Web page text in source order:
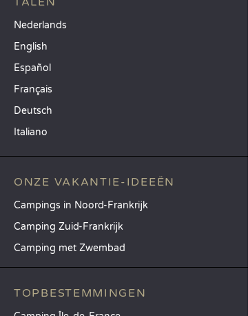
Nederlands
English
Español
Français
Deutsch
Italiano
ONZE VAKANTIE-IDEEËN
Campings in Noord-Frankrijk
Camping Zuid-Frankrijk
Camping met Zwembad
TOPBESTEMMINGEN